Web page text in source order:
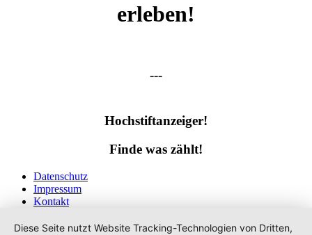
erleben!
---
Hochstiftanzeiger!
Finde was zählt!
Datenschutz
Impressum
Kontakt
Diese Seite nutzt Website Tracking-Technologien von Dritten,